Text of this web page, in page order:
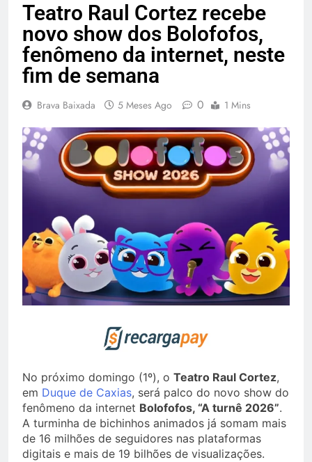
Teatro Raul Cortez recebe
novo show dos Bolofofos,
fenômeno da internet, neste
fim de semana
Brava Baixada 5 Meses Ago 0 1 Mins
No próximo domingo (1º), o Teatro Raul Cortez,
em Duque de Caxias, será palco do novo show do
fenômeno da internet Bolofofos, “A turnê 2026”.
A turminha de bichinhos animados já somam mais
de 16 milhões de seguidores nas plataformas
digitais e mais de 19 bilhões de visualizações.